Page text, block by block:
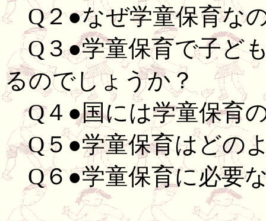
Q２●なぜ学童保育な
Q３●学童保育で子ど
るのでしょうか？
Q４●国には学童保育
Q５●学童保育はどの
Q６●学童保育に必要